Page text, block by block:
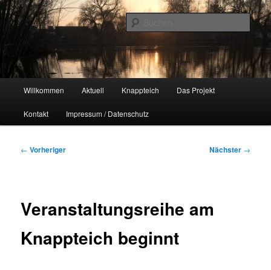
Zum
primären
springen Unser Knappteich
Naherholungsgebiet im Chemnitzer Yorckgebiet
Willkommen Aktuell Knappteich Das Projekt
Kontakt Impressum / Datenschutz
Beitragsnavigation
← Vorheriger Nächster →
Veranstaltungsreihe am
Knappteich beginnt